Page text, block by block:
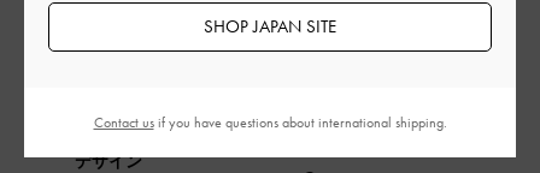
ヒールが高いですが履きやすいです。
普段24. 5ですが小さいことがあるので
39/24.5cm | カラー: ブラック系
デザイン
SHOP JAPAN SITE
Contact usif you have questions about international shipping.